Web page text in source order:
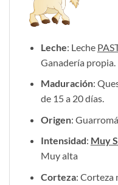
Leche: Leche
Ganadería propia.
Maduración:
de 15 a 20 días.
Origen:
Intensidad: Muy
Muy alta
Corteza: Corteza